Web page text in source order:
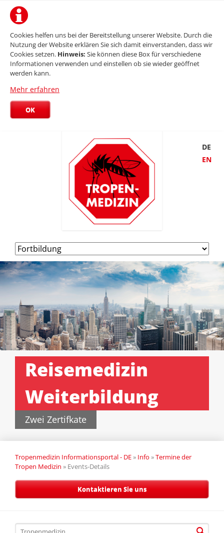
Cookies helfen uns bei der Bereitstellung unserer Website. Durch die
Nutzung der Website erklären Sie sich damit einverstanden, dass wir
Cookies setzen. Hinweis: Sie können diese Box für verschiedene
Informationen verwenden und einstellen ob sie wieder geöffnet
werden kann.
Mehr erfahren
OK
DE
EN
Navigation
überspringen
Reisemedizin
Weiterbildung
Zwei Zertifkate
Tropenmedizin Informationsportal - DE» Info »Termine der
Tropen Medizin » Events-Details
Kontaktieren Sie uns